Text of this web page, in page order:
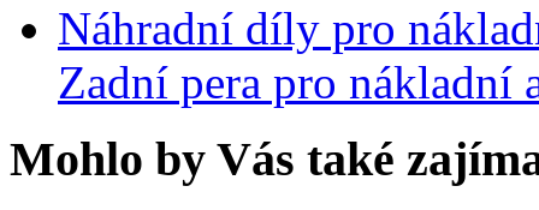
Náhradní díly pro
Zadní pera pro nákladní
Mohlo by Vás také